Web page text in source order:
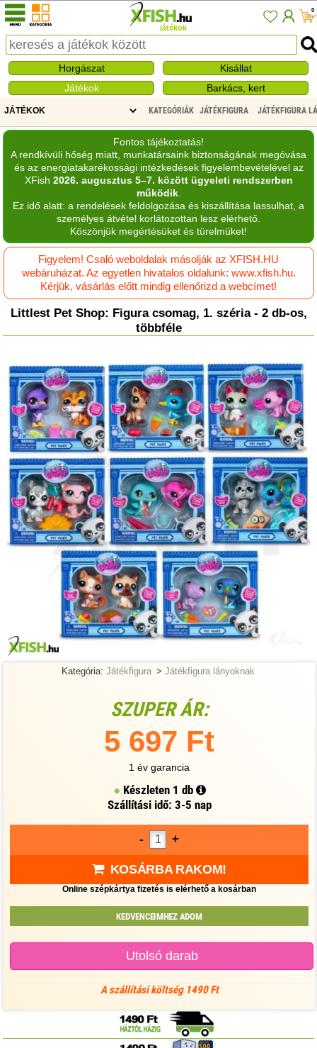
játékok
0
Horgászat
Kisállat
Játékok
Barkács, kert
KATEGÓRIÁK JÁTÉKFIGURA JÁTÉKFIGURA
Fontos tájékoztatás!
A rendkívüli hőség miatt, munkatársaink biztonságának megóvása
és az energiatakarékossági intézkedések figyelembevételével az
XFish 2026. augusztus 5–7. között ügyeleti rendszerben
működik.
Ez idő alatt: a rendelések feldolgozása és kiszállítása lassulhat, a
személyes átvétel korlátozottan lesz elérhető.
Köszönjük megértésüket és türelmüket!
Figyelem! Csaló weboldalak másolják az XFISH.HU
webáruházat. Az egyetlen hivatalos oldalunk: www.xfish.hu.
Kérjük, vásárlás előtt mindig ellenőrizd a webcímet!
Littlest Pet Shop: Figura csomag, 1. széria - 2 db-os,
többféle
Kategória:Játékfigura > Játékfigura lányoknak
SZUPER ÁR:
5 697 Ft
1 év garancia
Készleten 1 db
Szállítási idő: 3-5 nap
- +
KOSÁRBA RAKOM!
Online szépkártya fizetés is elérhető a kosárban
KEDVENCEIMHEZ ADOM
Utolsó darab
A szállítási költség 1490 Ft